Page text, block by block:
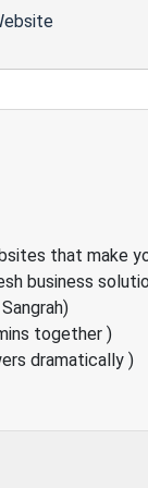
that make
business
together )
dramatically )